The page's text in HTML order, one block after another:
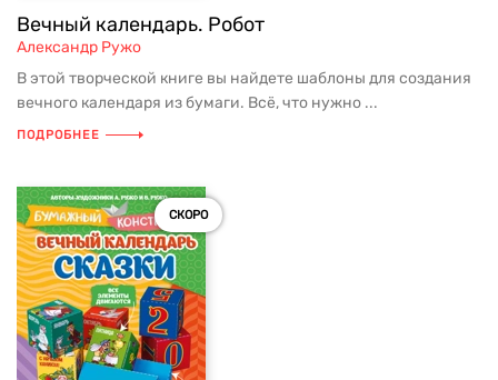
Вечный календарь. Робот
Александр Ружо
В этой творческой книге вы найдете шаблоны для создания
вечного календаря из бумаги. Всё, что нужно ...
ПОДРОБНЕЕ
СКОРО